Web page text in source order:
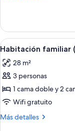
+
Children)
familiar
(2
Adults
3
Children)
Ver
todas
las
fotos
de
Habitación
familiar
5
Habitación familiar
28 m²
3 personas
1 cama doble y 2
Wifi gratuito
Más detalles
Más